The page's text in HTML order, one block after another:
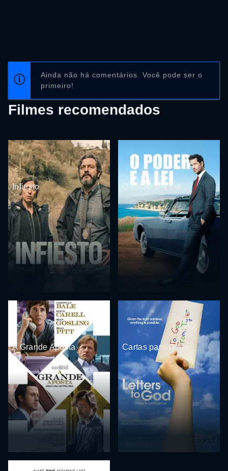
Ainda não há comentários. Você pode ser o
primeiro!
Filmes recomendados
Infiesto O Poder e a Lei
A Grande Aposta Cartas para Deus